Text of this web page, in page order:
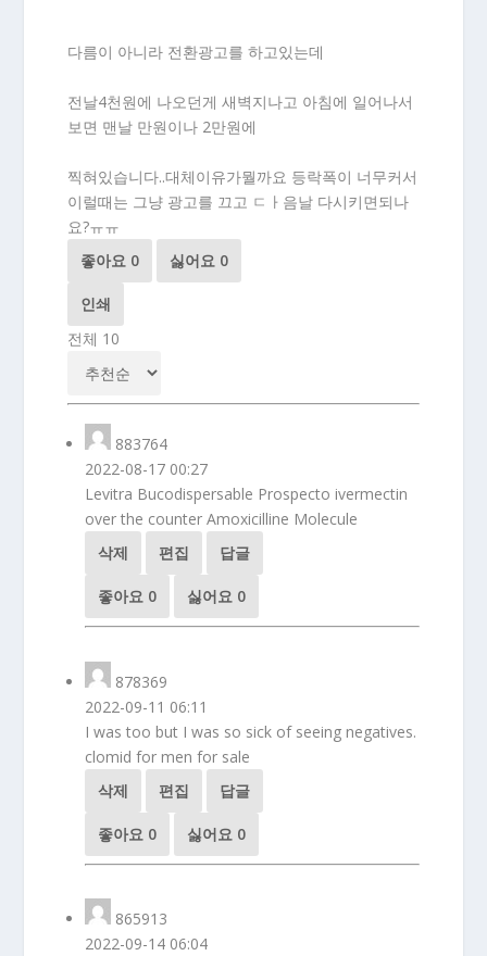
다름이 아니라 전환광고를 하고있는데
전날4천원에 나오던게 새벽지나고 아침에 일어나서
보면 맨날 만원이나 2만원에
찍혀있습니다..대체이유가뭘까요 등락폭이 너무커서
이럴때는 그냥 광고를 끄고 ㄷㅏ음날 다시키면되나
요?ㅠㅠ
좋아요 0 싫어요 0
인쇄
전체 10
883764
2022-08-17 00:27
Levitra Bucodispersable Prospecto ivermectin
over the counter Amoxicilline Molecule
삭제
편집 답글
좋아요 0 싫어요 0
878369
2022-09-11 06:11
I was too but I was so sick of seeing negatives.
clomid for men for sale
삭제
편집 답글
좋아요 0 싫어요 0
865913
2022-09-14 06:04